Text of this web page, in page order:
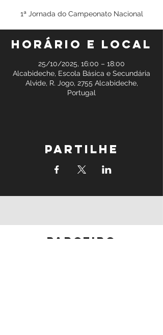
1ª Jornada do Campeonato Nacional
Horário e local
25/10/2025, 16:00 – 18:00
Alcabideche, Escola Básica e Secundária
Alvide, R. Jogo, 2755 Alcabideche,
Portugal
Partilhe
parceiro